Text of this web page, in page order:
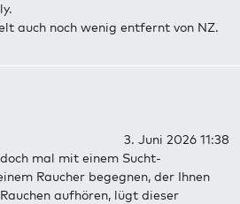
auch noch wenig entfernt von NZ.
3. Juni 2026 11:38
mal mit einem Sucht-
Raucher begegnen, der Ihnen
aufhören, lügt dieser